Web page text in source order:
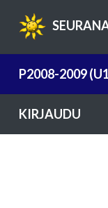
P2008-2009
KIRJAUDU